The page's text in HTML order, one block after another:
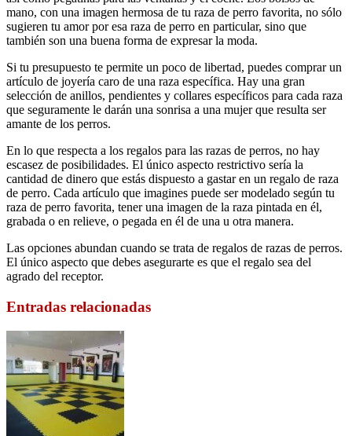
mano, con una imagen hermosa de tu raza de perro favorita, no sólo
sugieren tu amor por esa raza de perro en particular, sino que
también son una buena forma de expresar la moda.
Si tu presupuesto te permite un poco de libertad, puedes comprar un
artículo de joyería caro de una raza específica. Hay una gran
selección de anillos, pendientes y collares específicos para cada raza
que seguramente le darán una sonrisa a una mujer que resulta ser
amante de los perros.
En lo que respecta a los regalos para las razas de perros, no hay
escasez de posibilidades. El único aspecto restrictivo sería la
cantidad de dinero que estás dispuesto a gastar en un regalo de raza
de perro. Cada artículo que imagines puede ser modelado según tu
raza de perro favorita, tener una imagen de la raza pintada en él,
grabada o en relieve, o pegada en él de una u otra manera.
Las opciones abundan cuando se trata de regalos de razas de perros.
El único aspecto que debes asegurarte es que el regalo sea del
agrado del receptor.
Entradas relacionadas